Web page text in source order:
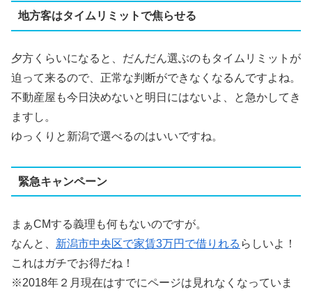
地方客はタイムリミットで焦らせる
夕方くらいになると、だんだん選ぶのもタイムリミットが
迫って来るので、正常な判断ができなくなるんですよね。
不動産屋も今日決めないと明日にはないよ、と急かしてき
ますし。
ゆっくりと新潟で選べるのはいいですね。
緊急キャンペーン
まぁCMする義理も何もないのですが。
なんと、 新潟市中央区で家賃3万円で借りれる らしいよ！
これはガチでお得だね！
※2018年２月現在はすでにページは見れなくなっていま